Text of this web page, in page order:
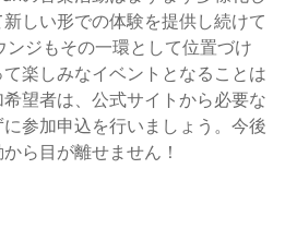
しい形での体験を提供し続けて
ンジもその一環として位置づけ
楽しみなイベントとなることは
望者は、公式サイトから必要な
参加申込を行いましょう。今後
ら目が離せません！